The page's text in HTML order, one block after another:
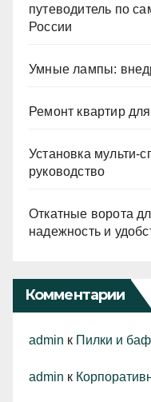
путеводитель по
России
Умные лампы:
Ремонт квартир
Установка мульти-
руководство
Откатные ворота
надежность и
Комментарии
admin к Пилки и
admin к